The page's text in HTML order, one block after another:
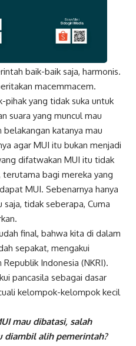
baik-baik saja, harmonis.
macemmacem.
pihak yang tidak suka untuk
suara yang muncul mau
katanya mau
agar MUI itu bukan menjadi
difatwakan MUI itu tidak
terutama bagi mereka yang
MUI. Sebenarnya hanya
tidak seberapa, Cuma
final, bahwa kita di dalam
sepakat, mengakui
Indonesia (NKRI).
pancasila sebagai dasar
kelompok-kelompok kecil
mau dibatasi, salah
diambil alih pemerintah?